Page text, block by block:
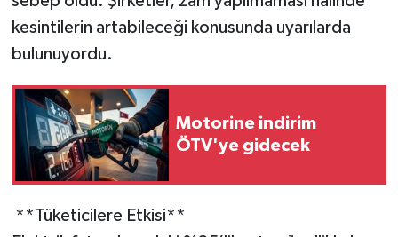
kesintilerin artabileceği konusunda uyarılarda
bulunuyordu.
Motorine indirim
ÖTV'ye gidecek
**Tüketicilere Etkisi**